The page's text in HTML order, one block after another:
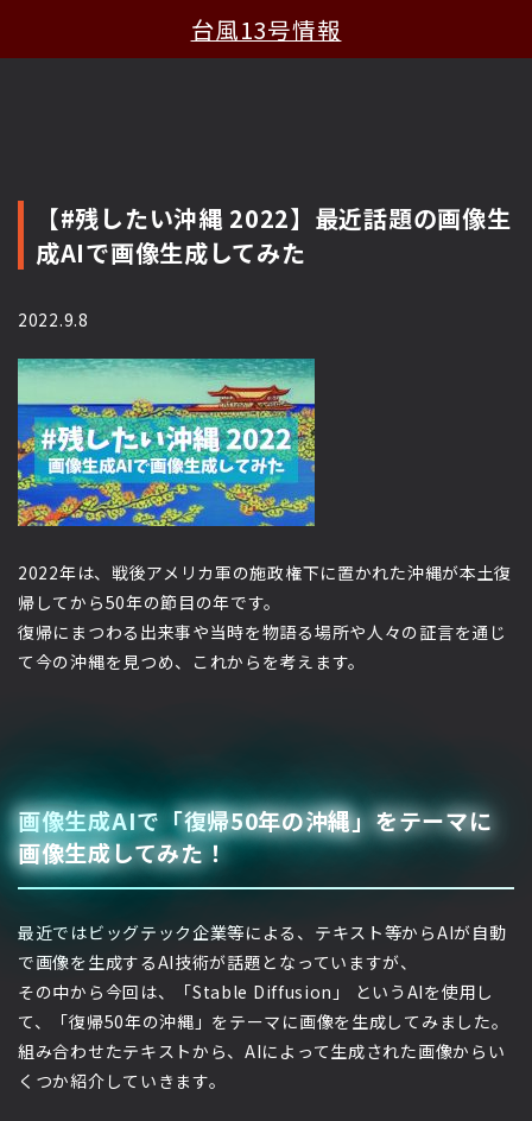
台風13号情報
【#残したい沖縄 2022】最近話題の画像生
成AIで画像生成してみた
2022.9.8
2022年は、戦後アメリカ軍の施政権下に置かれた沖縄が本土復
帰してから50年の節目の年です。
復帰にまつわる出来事や当時を物語る場所や人々の証言を通じ
て今の沖縄を見つめ、これからを考えます。
画像生成AIで「復帰50年の沖縄」をテーマに
画像生成してみた！
最近ではビッグテック企業等による、テキスト等からAIが自動
で画像を生成するAI技術が話題となっていますが、
その中から今回は、「Stable Diffusion」 というAIを使用し
て、「復帰50年の沖縄」をテーマに画像を生成してみました。
組み合わせたテキストから、AIによって生成された画像からい
くつか紹介していきます。